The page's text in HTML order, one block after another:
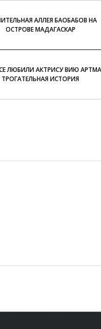
АЛЛЕЯ БАОБАБОВ НА
ОСТРОВЕ МАДАГАСКАР
ЛЮБИЛИ АКТРИСУ ВИЮ
ТРОГАТЕЛЬНАЯ ИСТОРИЯ